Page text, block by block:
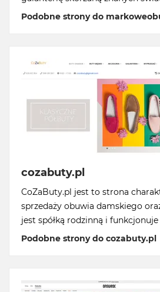
Podobne strony do
cozabuty.pl
CoZaButy.pl jest to strona
sprzedaży obuwia damskiego
jest spółką rodzinną i
Podobne strony do cozabuty.pl